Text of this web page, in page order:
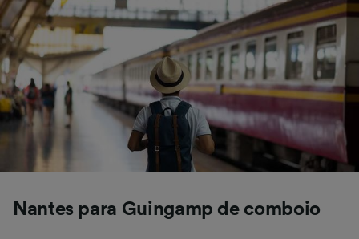
Nantes para Guingamp de comboio
não serão utilizados para fins de rastreamento
se você tiver pedido para não ser rastreado.
Nós e nossos parceiros processamos os
dados para fornecer:
Usar dados exatos de geolocalização.
Verificar ativamente as características do
dispositivo para identificação. Armazenar e/ou
acessar informações em um dispositivo.
Publicidade e conteúdo personalizados,